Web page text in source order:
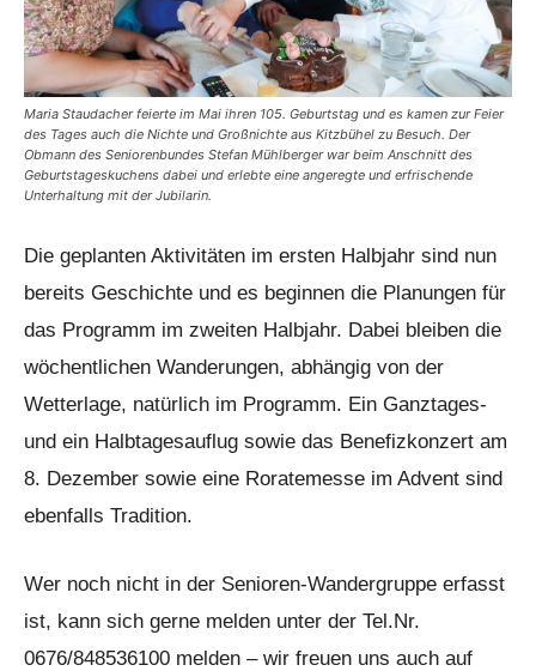
Maria Staudacher feierte im Mai ihren 105. Geburtstag und es kamen zur Feier
des Tages auch die Nichte und Großnichte aus Kitzbühel zu Besuch. Der
Obmann des Seniorenbundes Stefan Mühlberger war beim Anschnitt des
Geburtstageskuchens dabei und erlebte eine angeregte und erfrischende
Unterhaltung mit der Jubilarin.
Die geplanten Aktivitäten im ersten Halbjahr sind nun
bereits Geschichte und es beginnen die Planungen für
das Programm im zweiten Halbjahr. Dabei bleiben die
wöchentlichen Wanderungen, abhängig von der
Wetterlage, natürlich im Programm. Ein Ganztages-
und ein Halbtagesauflug sowie das Benefizkonzert am
8. Dezember sowie eine Roratemesse im Advent sind
ebenfalls Tradition.
Wer noch nicht in der Senioren-Wandergruppe erfasst
ist, kann sich gerne melden unter der Tel.Nr.
0676/848536100 melden – wir freuen uns auch auf